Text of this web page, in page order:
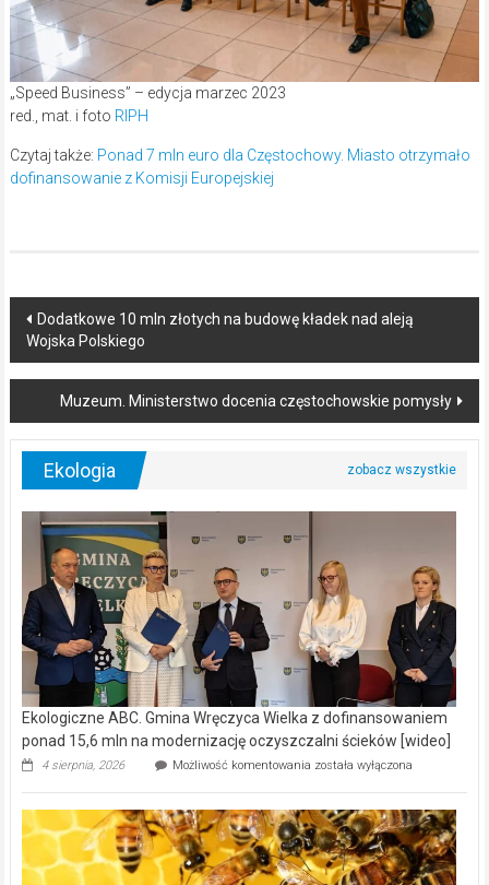
„Speed Business” – edycja marzec 2023
red., mat. i foto RIPH
Czytaj także: Ponad 7 mln euro dla Częstochowy. Miasto otrzymało
dofinansowanie z Komisji Europejskiej
Post
navigation
Dodatkowe 10 mln złotych na budowę kładek nad aleją
Wojska Polskiego
Muzeum. Ministerstwo docenia częstochowskie pomysły
Ekologia
Ekologiczne ABC. Gmina Wręczyca Wielka z dofinansowaniem
ponad 15,6 mln na modernizację oczyszczalni ścieków [wideo]
4 sierpnia, 2026 Możliwość komentowania Ekologiczne
Wręczyca
Wielka
z
dofinansowaniem
została wyłączona